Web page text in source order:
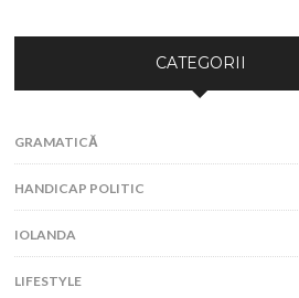
CATEGORII
GRAMATICĂ
HANDICAP POLITIC
IOLANDA
LIFESTYLE